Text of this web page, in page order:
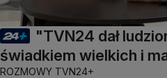
"TVN24 dał
świadkiem wielkich i
ROZMOWY TVN24+